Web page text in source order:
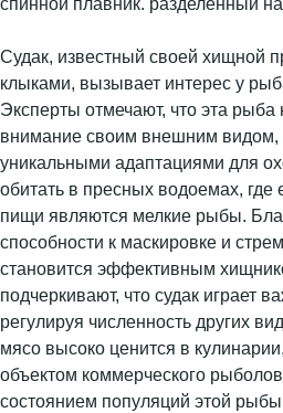
Судак, известный своей хищной
клыками, вызывает интерес у
Эксперты отмечают, что эта рыба
внимание своим внешним видом,
уникальными адаптациями для
обитать в пресных водоемах, где
пищи являются мелкие рыбы.
способности к маскировке и
становится эффективным
подчеркивают, что судак играет
регулируя численность других
мясо высоко ценится в
объектом коммерческого
состоянием популяций этой